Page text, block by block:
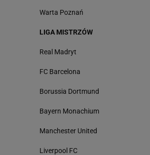
Warta Poznań
LIGA MISTRZÓW
Real Madryt
FC Barcelona
Borussia Dortmund
Bayern Monachium
Manchester United
Liverpool FC